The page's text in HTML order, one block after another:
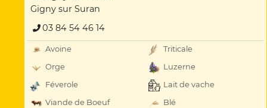
Gigny sur Suran
03 84 54 46 14
Avoine
Triticale
Orge
Luzerne
Féverole
Lait de vache
Viande de Boeuf
Blé